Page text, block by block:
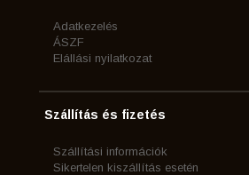
Adatkezelés
ÁSZF
Elállási nyilatkozat
Szállítás és fizetés
Szállítási információk
Sikertelen kiszállítás esetén